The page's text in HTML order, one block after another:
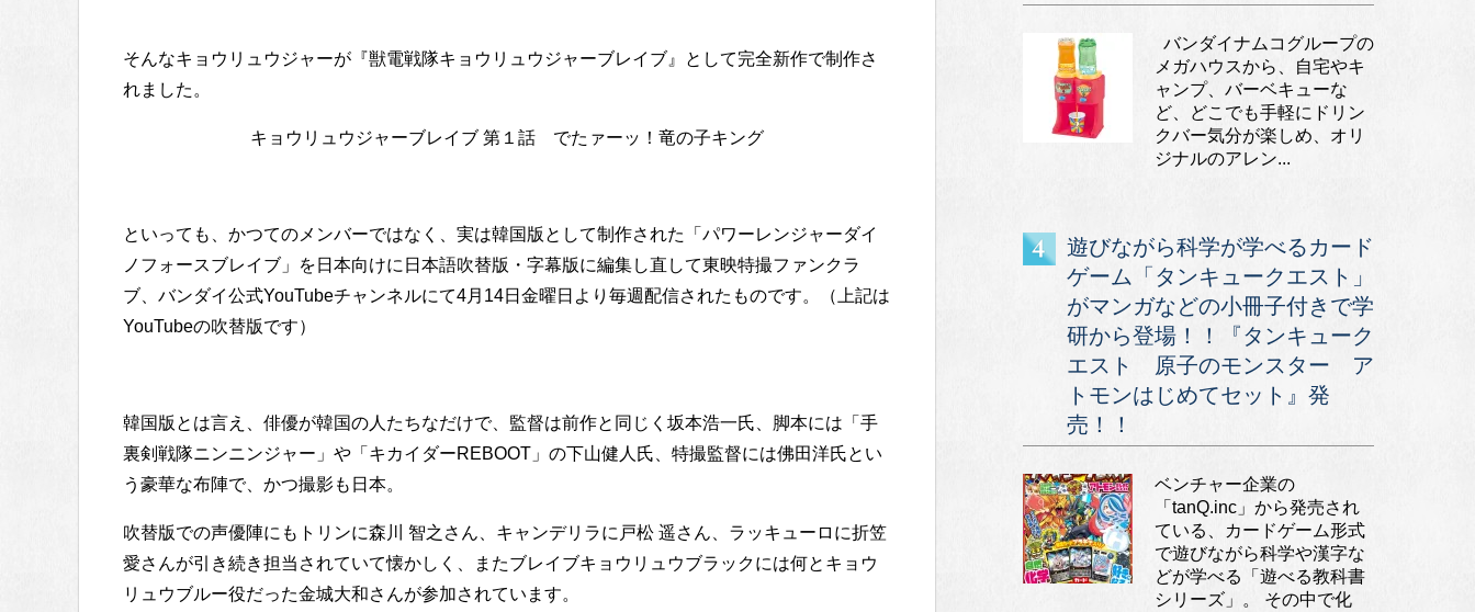
そんなキョウリュウジャーが『獣電戦隊キョウリュウジャーブレイブ』として完全新作で制作さ
れました。
キョウリュウジャーブレイブ 第１話 でたァーッ！竜の子キング
といっても、かつてのメンバーではなく、実は韓国版として制作された「パワーレンジャーダイ
ノフォースブレイブ」を日本向けに日本語吹替版・字幕版に編集し直して東映特撮ファンクラ
ブ、バンダイ公式YouTubeチャンネルにて4月14日金曜日より毎週配信されたものです。（上記は
YouTubeの吹替版です）
韓国版とは言え、俳優が韓国の人たちなだけで、監督は前作と同じく坂本浩一氏、脚本には「手
裏剣戦隊ニンニンジャー」や「キカイダーREBOOT」の下山健人氏、特撮監督には佛田洋氏とい
う豪華な布陣で、かつ撮影も日本。
吹替版での声優陣にもトリンに森川 智之さん、キャンデリラに戸松 遥さん、ラッキューロに折笠
愛さんが引き続き担当されていて懐かしく、またブレイブキョウリュウブラックには何とキョウ
リュウブルー役だった金城大和さんが参加されています。
バンダイナムコグループの
メガハウスから、自宅やキ
ャンプ、バーベキューな
ど、どこでも手軽にドリン
クバー気分が楽しめ、オリ
ジナルのアレン...
遊びながら科学が学べるカード
ゲーム「タンキュークエスト」
がマンガなどの小冊子付きで学
研から登場！！『タンキューク
エスト 原子のモンスター ア
トモンはじめてセット』発
売！！
ベンチャー企業の
「tanQ.inc」から発売され
ている、カードゲーム形式
で遊びながら科学や漢字な
どが学べる「遊べる教科書
シリーズ」。 その中で化